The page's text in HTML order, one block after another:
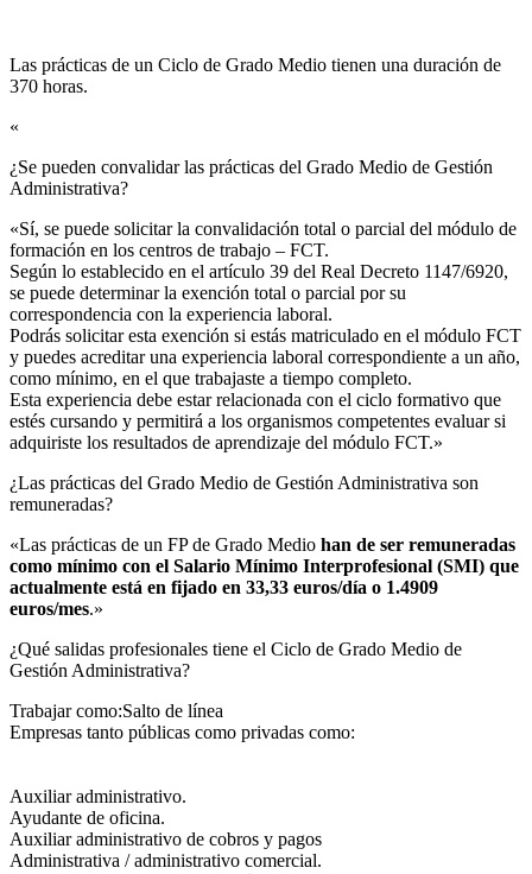
Las prácticas de un Ciclo de Grado Medio tienen una duración de
370 horas.
«
¿Se pueden convalidar las prácticas del Grado Medio de Gestión
Administrativa?​
«Sí, se puede solicitar la convalidación total o parcial del módulo de
formación en los centros de trabajo – FCT.
Según lo establecido en el artículo 39 del Real Decreto 1147/6920,
se puede determinar la exención total o parcial por su
correspondencia con la experiencia laboral.
Podrás solicitar esta exención si estás matriculado en el módulo FCT
y puedes acreditar una experiencia laboral correspondiente a un año,
como mínimo, en el que trabajaste a tiempo completo.
Esta experiencia debe estar relacionada con el ciclo formativo que
estés cursando y permitirá a los organismos competentes evaluar si
adquiriste los resultados de aprendizaje del módulo FCT.»
¿Las prácticas del Grado Medio de Gestión Administrativa son
remuneradas?​
«Las prácticas de un FP de Grado Medio han de ser remuneradas
como mínimo con el Salario Mínimo Interprofesional (SMI) que
actualmente está en fijado en 33,33 euros/día o 1.4909
euros/mes.»
¿Qué salidas profesionales tiene el Ciclo de Grado Medio de
Gestión Administrativa?​
Trabajar como:Salto de línea
Empresas tanto públicas como privadas como:
Auxiliar administrativo.
Ayudante de oficina.
Auxiliar administrativo de cobros y pagos
Administrativa / administrativo comercial.